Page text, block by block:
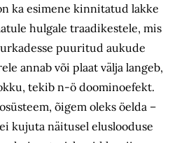
ka esimene kinnitatud lakke
hulgale traadikestele, mis
puuritud aukude
annab või plaat välja langeb,
tekib n-ö doominoefekt.
õigem oleks öelda –
kujuta näitusel eluslooduse